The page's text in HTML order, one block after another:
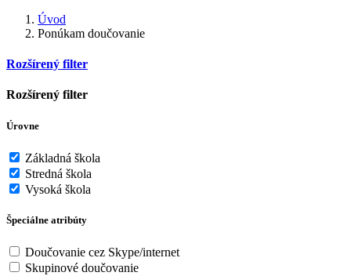
Úvod
Ponúkam doučovanie
Rozšírený filter
Rozšírený filter
Úrovne
Základná škola
Stredná škola
Vysoká škola
Špeciálne atribúty
Doučovanie cez Skype/internet
Skupinové doučovanie